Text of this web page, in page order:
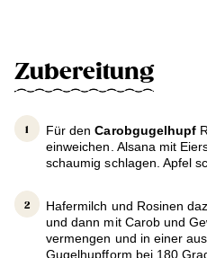
Zubereitung
Für denCarobgugelhupf
einweichen. Alsana mit
schaumig schlagen. Apfel
Hafermilch und Rosinen
und dann mit Carob und
vermengen und in einer
Gugelhupfform bei 180